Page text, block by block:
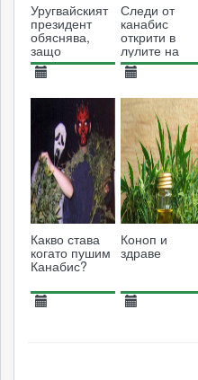
Уругвайският
президент
обяснява,
защо
неговата
страна ще
канабиса9377
Следи от
канабис
открити в
лулите на
Шекспир
6536
Какво става
когато пушим
Канабис?
Коноп и
здраве